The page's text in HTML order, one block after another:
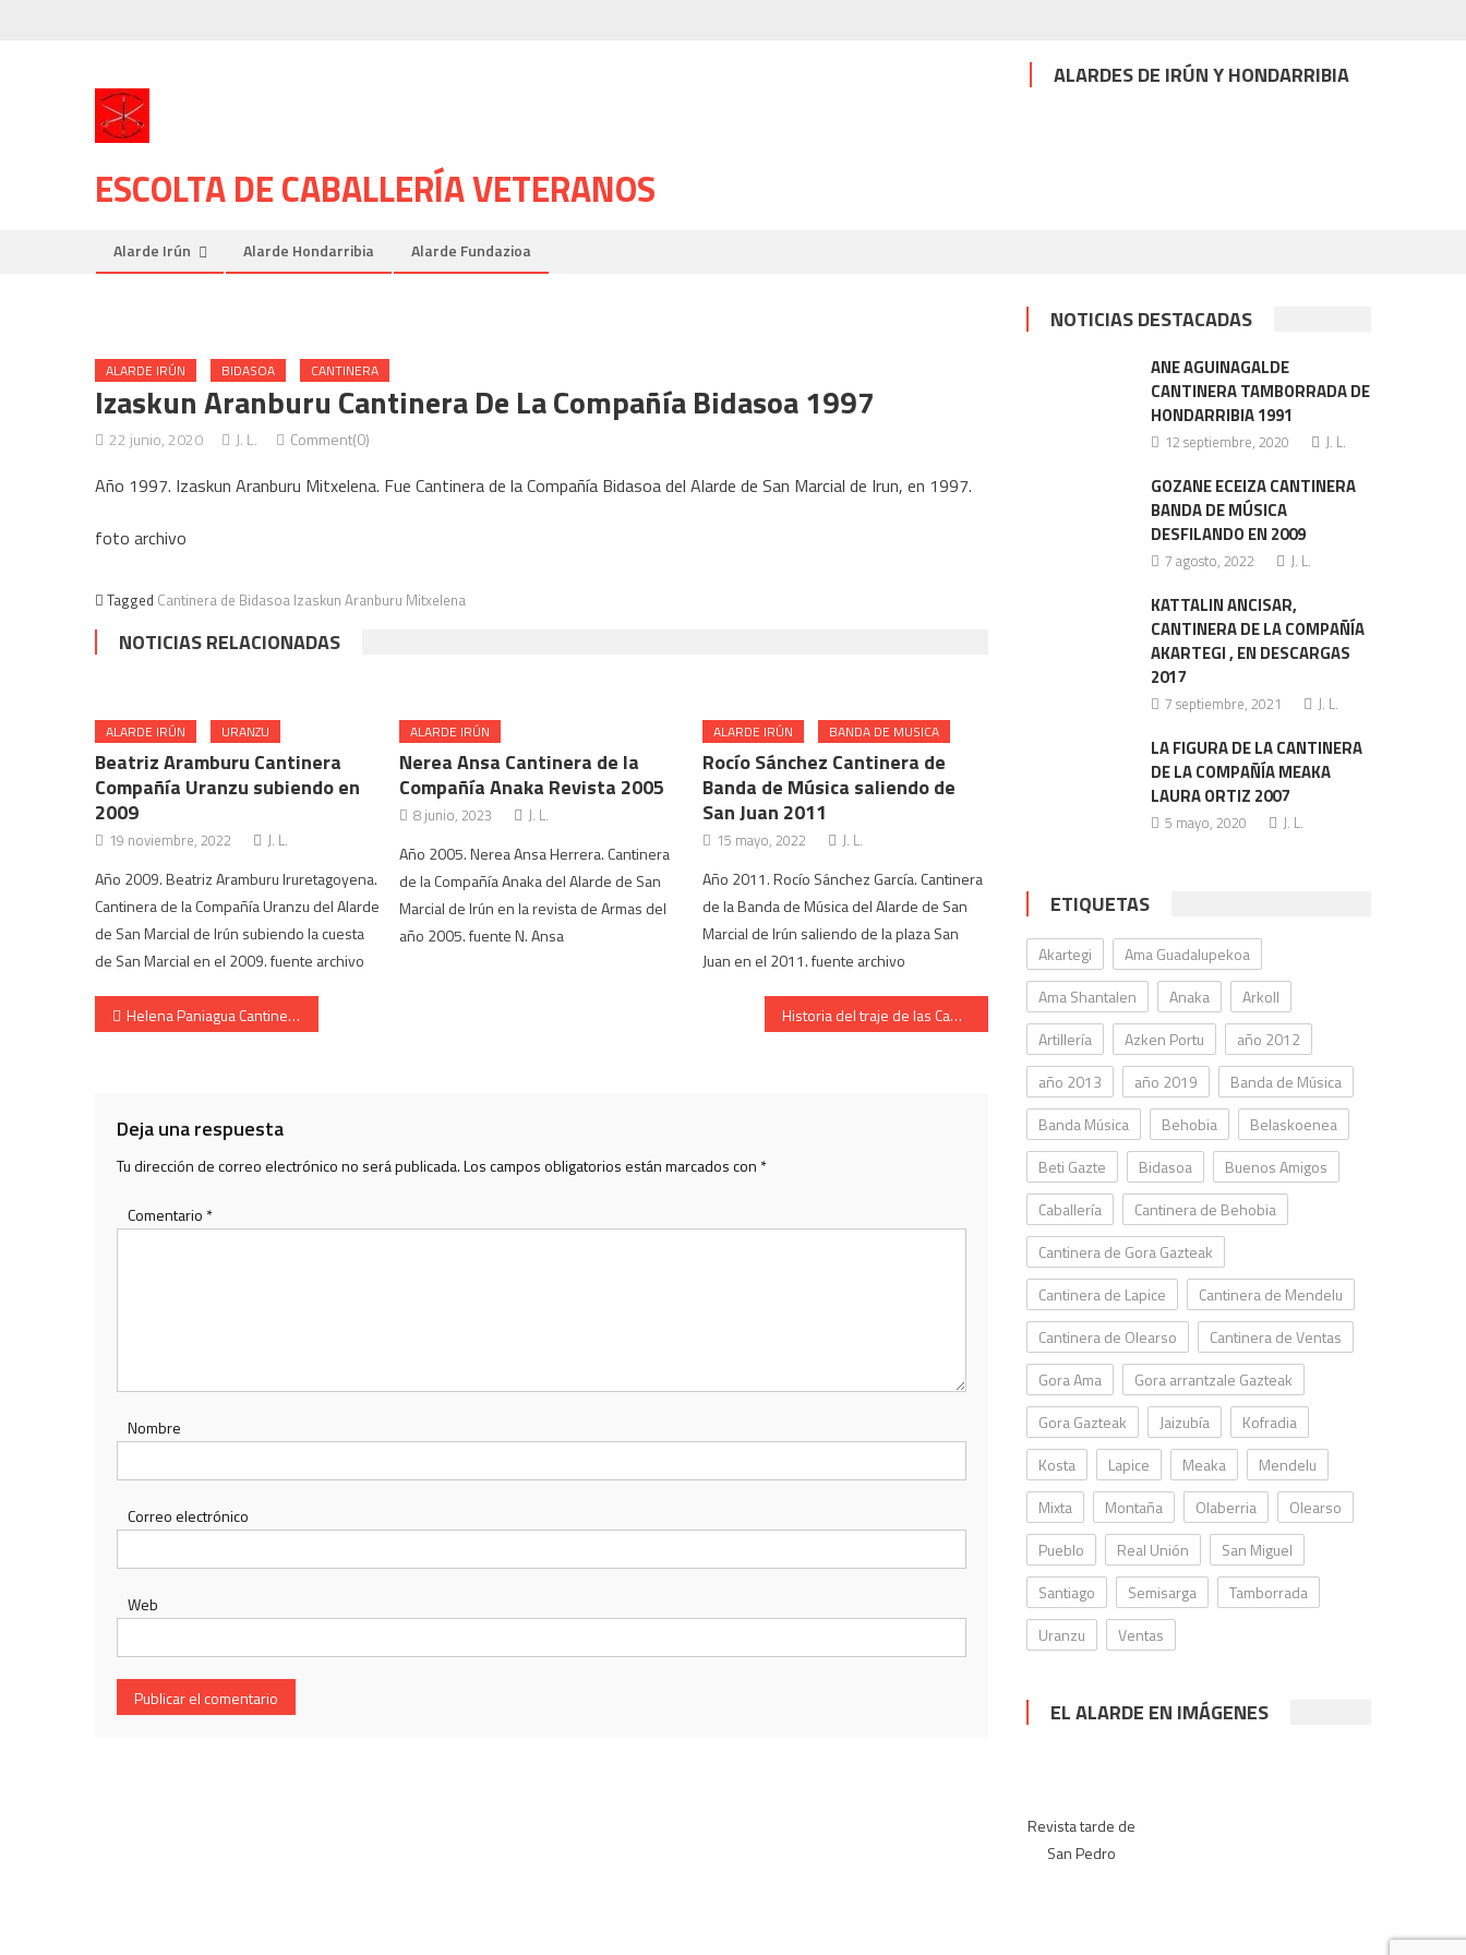
ESCOLTA DE CABALLERÍA VETERANOS
ALARDES DE IRÚN Y HONDARRIBIA
Alarde Irún Alarde Hondarribia Alarde Fundazioa
ALARDE IRÚN BIDASOA CANTINERA
Izaskun Aranburu Cantinera De La Compañía Bidasoa 1997
22 junio, 2020 J. L. Comment(0)
Año 1997. Izaskun Aranburu Mitxelena. Fue Cantinera de la Compañía Bidasoa del Alarde de San Marcial de Irun, en 1997.
foto archivo
Tagged Cantinera de Bidasoa Izaskun Aranburu Mitxelena
NOTICIAS RELACIONADAS
ALARDE IRÚN URANZU
Beatriz Aramburu Cantinera
Compañía Uranzu subiendo en
2009
19 noviembre, 2022 J. L.
Año 2009. Beatriz Aramburu Iruretagoyena.
Cantinera de la Compañía Uranzu del Alarde
de San Marcial de Irún subiendo la cuesta
de San Marcial en el 2009. fuente archivo
ALARDE IRÚN
Nerea Ansa Cantinera de la
Compañía Anaka Revista 2005
8 junio, 2023 J. L.
Año 2005. Nerea Ansa Herrera. Cantinera
de la Compañía Anaka del Alarde de San
Marcial de Irún en la revista de Armas del
año 2005. fuente N. Ansa
ALARDE IRÚN BANDA DE MUSICA
Rocío Sánchez Cantinera de
Banda de Música saliendo de
San Juan 2011
15 mayo, 2022 J. L.
Año 2011. Rocío Sánchez García. Cantinera
de la Banda de Música del Alarde de San
Marcial de Irún saliendo de la plaza San
Juan en el 2011. fuente archivo
Navegación
Helena Paniagua Cantinera de la Compañía Bidasoa 1996 Historia del traje de las Cantineras,Cazadores de Baza año 1860
Deja una respuesta
Tu dirección de correo electrónico no será publicada.Los campos obligatorios están marcados con *
Comentario *
Nombre
Correo electrónico
Web
NOTICIAS DESTACADAS
ANE AGUINAGALDE
CANTINERA TAMBORRADA DE
HONDARRIBIA 1991
12 septiembre, 2020 J. L.
GOZANE ECEIZA CANTINERA
BANDA DE MÚSICA
DESFILANDO EN 2009
7 agosto, 2022 J. L.
KATTALIN ANCISAR,
CANTINERA DE LA COMPAÑÍA
AKARTEGI , EN DESCARGAS
2017
7 septiembre, 2021 J. L.
LA FIGURA DE LA CANTINERA
DE LA COMPAÑÍA MEAKA
LAURA ORTIZ 2007
5 mayo, 2020 J. L.
ETIQUETAS
Akartegi
Ama Guadalupekoa
Ama Shantalen
Anaka
Arkoll
Artillería
Azken Portu
año 2012
año 2013
año 2019
Banda de Música
Banda Música
Behobia
Belaskoenea
Beti Gazte
Bidasoa
Buenos Amigos
Caballería
Cantinera de Behobia
Cantinera de Gora Gazteak
Cantinera de Lapice
Cantinera de Mendelu
Cantinera de Olearso
Cantinera de Ventas
Gora Ama
Gora arrantzale Gazteak
Gora Gazteak
Jaizubía
Kofradia
Kosta
Lapice Meaka
Mendelu
Mixta
Montaña Olaberria
Olearso
Pueblo
Real Unión
San Miguel
Santiago
Semisarga
Tamborrada
Uranzu
Ventas
EL ALARDE EN IMÁGENES
Revista tarde de
San Pedro